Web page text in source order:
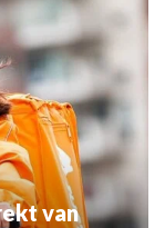
van